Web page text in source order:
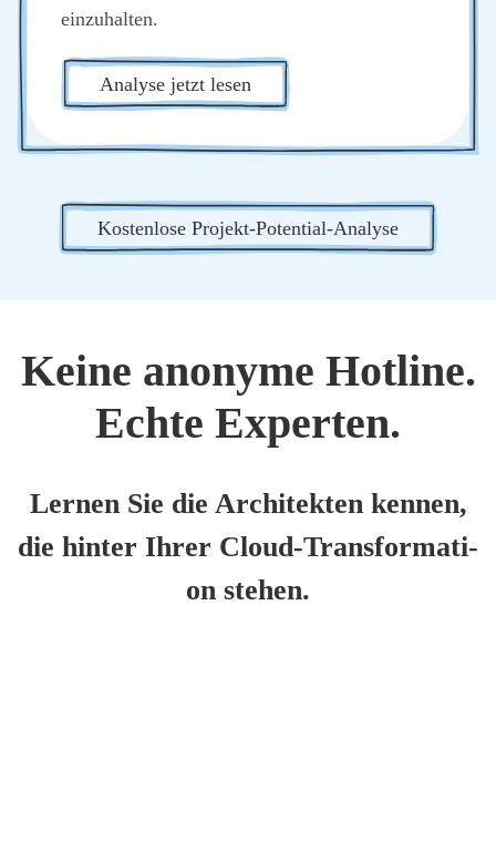
ein­zu­hal­ten.
Ana­ly­se jetzt lesen
Kos­ten­lo­se Pro­jekt-Poten­ti­al-Ana­ly­se
Kei­ne anony­me Hot­line.
Ech­te Exper­ten.
Ler­nen Sie die Archi­tek­ten ken­nen,
die hin­ter Ihrer Cloud-Trans­for­ma­ti­
on ste­hen.